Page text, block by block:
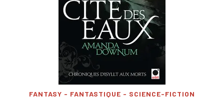
FANTASY - FANTASTIQUE - SCIENCE-FICTION